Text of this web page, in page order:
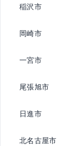
稲沢市
岡崎市
一宮市
尾張旭市
日進市
北名古屋市